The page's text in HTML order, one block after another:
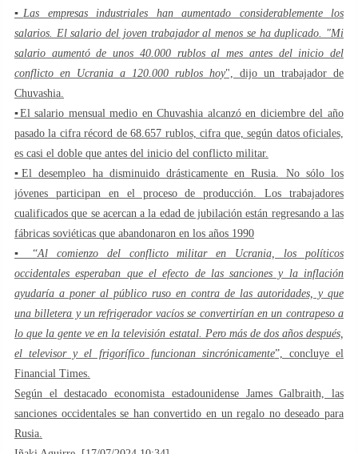
▪️ Las empresas industriales han aumentado considerablemente los
salarios. El salario del joven trabajador al menos se ha duplicado. "Mi
salario aumentó de unos 40.000 rublos al mes antes del inicio del
conflicto en Ucrania a 120.000 rublos hoy", dijo un trabajador de
Chuvashia.
▪️El salario mensual medio en Chuvashia alcanzó en diciembre del año
pasado la cifra récord de 68.657 rublos, cifra que, según datos oficiales,
es casi el doble que antes del inicio del conflicto militar.
▪️El desempleo ha disminuido drásticamente en Rusia. No sólo los
jóvenes participan en el proceso de producción. Los trabajadores
cualificados que se acercan a la edad de jubilación están regresando a las
fábricas soviéticas que abandonaron en los años 1990
▪️ “Al comienzo del conflicto militar en Ucrania, los políticos
occidentales esperaban que el efecto de las sanciones y la inflación
ayudaría a poner al público ruso en contra de las autoridades, y que
una billetera y un refrigerador vacíos se convertirían en un contrapeso a
lo que la gente ve en la televisión estatal. Pero más de dos años después,
el televisor y el frigorífico funcionan sincrónicamente”, concluye el
Financial Times.
Según el destacado economista estadounidense James Galbraith, las
sanciones occidentales se han convertido en un regalo no deseado para
Rusia.